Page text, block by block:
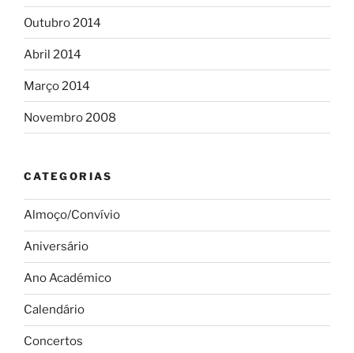
Outubro 2014
Abril 2014
Março 2014
Novembro 2008
CATEGORIAS
Almoço/Convívio
Aniversário
Ano Académico
Calendário
Concertos